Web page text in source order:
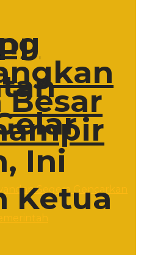
Besar
Ini
Ketua